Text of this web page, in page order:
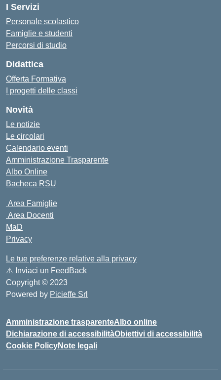
I Servizi
Personale scolastico
Famiglie e studenti
Percorsi di studio
Didattica
Offerta Formativa
I progetti delle classi
Novità
Le notizie
Le circolari
Calendario eventi
Amministrazione Trasparente
Albo Online
Bacheca RSU
Area Famiglie
Area Docenti
MaD
Privacy
Le tue preferenze relative alla privacy
⚠️ Inviaci un FeedBack
Copyright © 2023
Powered by Picieffe Srl
Amministrazione trasparenteAlbo online
Dichiarazione di accessibilitàObiettivi di accessibilità
Cookie PolicyNote legali